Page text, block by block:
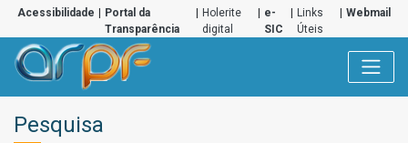
Acessibilidade
Portal da
Transparência
Holerite
digital
e-
SIC
Links
Úteis
Webmail
Pesquisa